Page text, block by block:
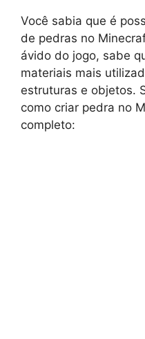
Você sabia que é
de pedras no
ávido do jogo, sabe
materiais mais
estruturas e objetos.
como criar pedra no
completo: